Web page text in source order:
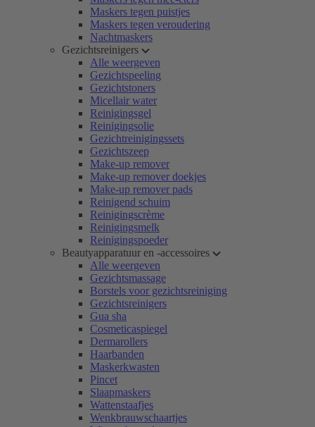
Maskers tegen puistjes
Maskers tegen veroudering
Nachtmaskers
Gezichtsreinigers
Alle weergeven
Gezichtspeeling
Gezichtstoners
Micellair water
Reinigingsgel
Reinigingsolie
Gezichtreinigingssets
Gezichtszeep
Make-up remover
Make-up remover doekjes
Make-up remover pads
Reinigend schuim
Reinigingscrème
Reinigingsmelk
Reinigingspoeder
Beautyapparatuur en -accessoires
Alle weergeven
Gezichtsmassage
Borstels voor gezichtsreiniging
Gezichtsreinigers
Gua sha
Cosmeticaspiegel
Dermarollers
Haarbanden
Maskerkwasten
Pincet
Slaapmaskers
Wattenstaafjes
Wenkbrauwschaartjes